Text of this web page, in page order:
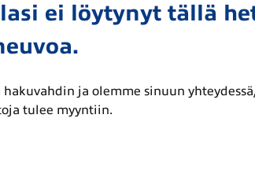
ei löytynyt tällä
ja olemme sinuun
tulee myyntiin.